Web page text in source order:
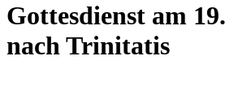
Gottesdienst am
nach Trinitatis